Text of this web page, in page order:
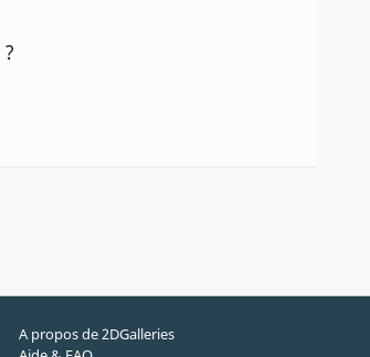
?
A propos de 2DGalleries